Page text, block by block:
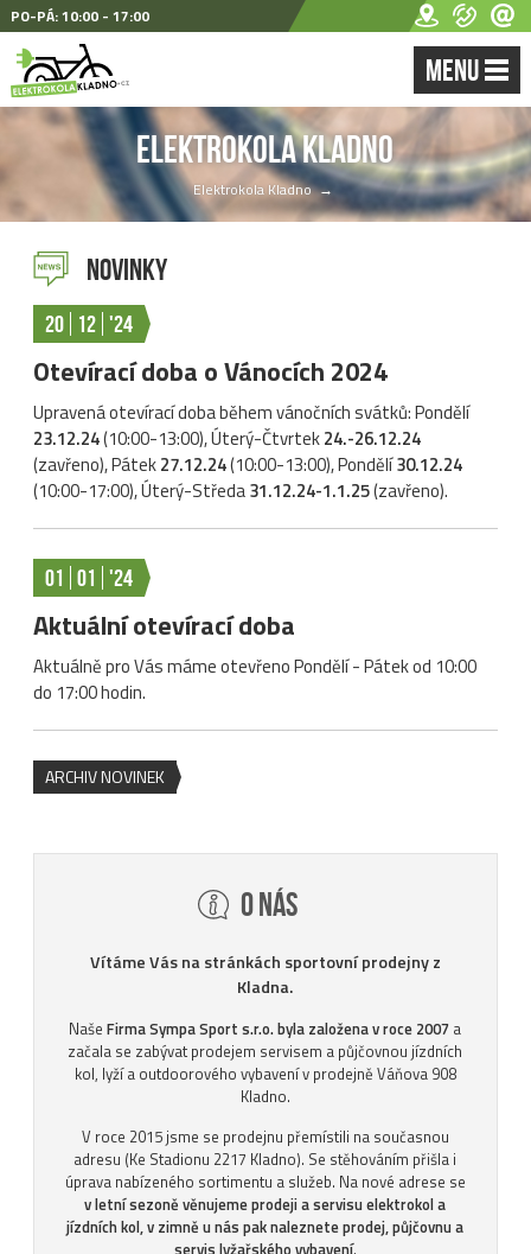
PO-PÁ: 10:00 - 17:00
MENU
Elektrokola Kladno
Elektrokola Kladno→
Novinky
20 12 '24
Otevírací doba o Vánocích 2024
Upravená otevírací doba během vánočních svátků: Pondělí
23.12.24(10:00-13:00), Úterý-Čtvrtek24.-26.12.24
(zavřeno), Pátek27.12.24(10:00-13:00), Pondělí30.12.24
(10:00-17:00), Úterý-Středa31.12.24-1.1.25(zavřeno).
01 01 '24
Aktuální otevírací doba
Aktuálně pro Vás máme otevřeno Pondělí - Pátek od 10:00
do 17:00 hodin.
ARCHIV NOVINEK
O nás
Vítáme Vás na stránkách sportovní prodejny z
Kladna.
NašeFirma Sympa Sport s.r.o. byla založena v roce 2007 a
začala se zabývat prodejem servisem a půjčovnou jízdních
kol, lyží a outdoorového vybavení v prodejně Váňova 908
Kladno.
V roce 2015 jsme se prodejnu přemístili na současnou
adresu (Ke Stadionu 2217 Kladno). Se stěhováním přišla i
úprava nabízeného sortimentu a služeb. Na nové adrese se
v letní sezoně věnujeme prodeji a servisu elektrokol a
jízdních kol, v zimně u nás pak naleznete prodej, půjčovnu a
servis lyžařského vybavení.